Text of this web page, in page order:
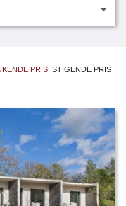
PRIS STIGENDE PRIS